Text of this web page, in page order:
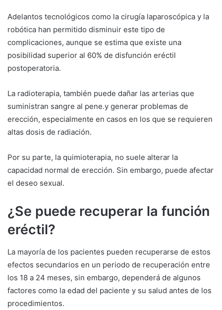
Adelantos tecnológicos como la cirugía laparoscópica y la
robótica han permitido disminuir este tipo de
complicaciones, aunque se estima que existe una
posibilidad superior al 60% de disfunción eréctil
postoperatoria.
La radioterapia, también puede dañar las arterias que
suministran sangre al pene.y generar problemas de
erección, especialmente en casos en los que se requieren
altas dosis de radiación.
Por su parte, la quimioterapia, no suele alterar la
capacidad normal de erección. Sin embargo, puede afectar
el deseo sexual.
¿Se puede recuperar la función
eréctil?
La mayoría de los pacientes pueden recuperarse de estos
efectos secundarios en un periodo de recuperación entre
los 18 a 24 meses, sin embargo, dependerá de algunos
factores como la edad del paciente y su salud antes de los
procedimientos.